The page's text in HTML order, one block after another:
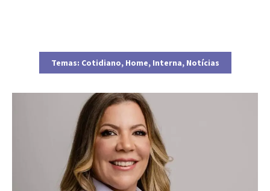
Temas: Cotidiano, Home, Interna, Notícias